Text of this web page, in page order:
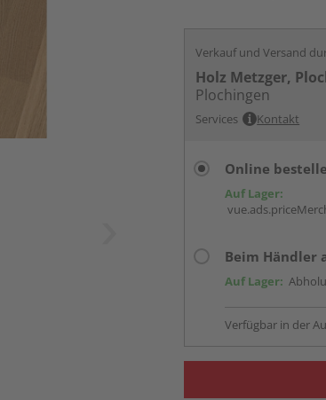
Verkauf und Versand
Holz Metzger,
Plochingen
Services Kontakt
Online
Auf Lager:
Beim Händler
Auf Lager:
Verfügbar in der